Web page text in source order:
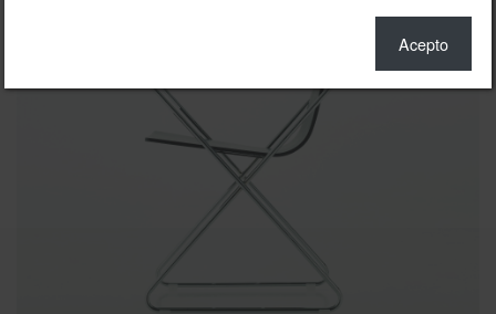
Acepto